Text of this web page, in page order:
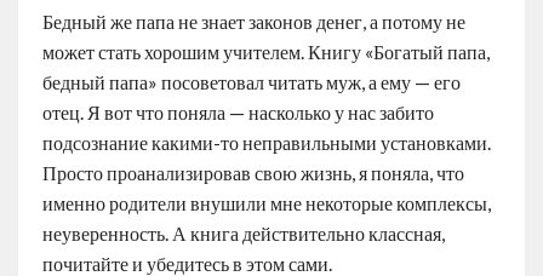
Бедный же папа не знает законов денег, а потому не
может стать хорошим учителем. Книгу «Богатый папа,
бедный папа» посоветовал читать муж, а ему — его
отец. Я вот что поняла — насколько у нас забито
подсознание какими-то неправильными установками.
Просто проанализировав свою жизнь, я поняла, что
именно родители внушили мне некоторые комплексы,
неуверенность. А книга действительно классная,
почитайте и убедитесь в этом сами.